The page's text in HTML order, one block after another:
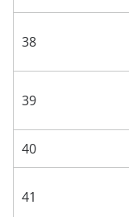
38
39
40
41